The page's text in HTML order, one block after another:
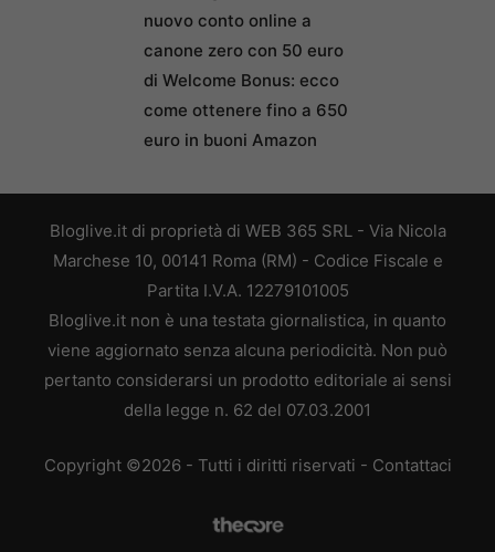
nuovo conto online a
canone zero con 50 euro
di Welcome Bonus: ecco
come ottenere fino a 650
euro in buoni Amazon
Bloglive.it di proprietà di WEB 365 SRL - Via Nicola
Marchese 10, 00141 Roma (RM) - Codice Fiscale e
Partita I.V.A. 12279101005
Bloglive.it non è una testata giornalistica, in quanto
viene aggiornato senza alcuna periodicità. Non può
pertanto considerarsi un prodotto editoriale ai sensi
della legge n. 62 del 07.03.2001
Copyright ©2026 - Tutti i diritti riservati - Contattaci